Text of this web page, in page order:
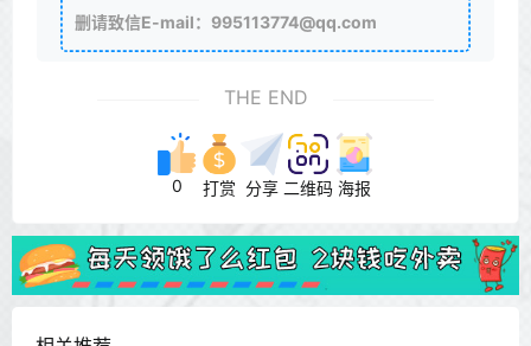
删请致信E-mail：995113774@qq.com
THE END
0 打赏 分享 二维码 海报